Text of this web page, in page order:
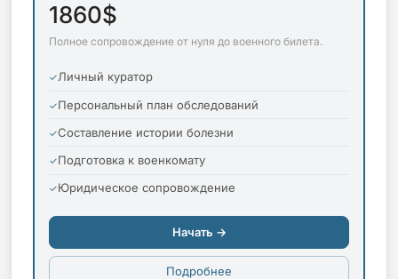
1860$
Полное сопровождение от нуля до военного билета.
Личный куратор
Персональный план обследований
Составление истории болезни
Подготовка к военкомату
Юридическое сопровождение
Начать →
Подробнее